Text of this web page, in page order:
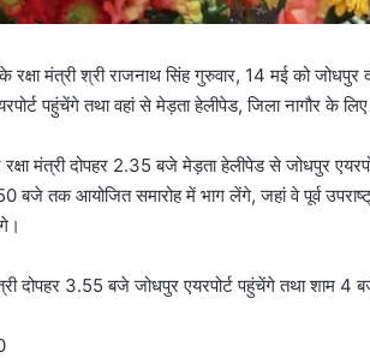
रक्षा मंत्री श्री राजनाथ सिंह गुरुवार, 14 मई को जोधपुर
पहुंचेंगे तथा वहां से मेड़ता हेलीपेड, जिला नागौर के
रक्षा मंत्री दोपहर 2.35 बजे मेड़ता हेलीपेड से जोधपुर
तक आयोजित समारोह में भाग लेंगे, जहां वे पूर्व
दोपहर 3.55 बजे जोधपुर एयरपोर्ट पहुंचेंगे तथा शाम